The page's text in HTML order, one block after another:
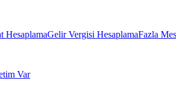
HesaplamaGelir Vergisi HesaplamaFazla
Var